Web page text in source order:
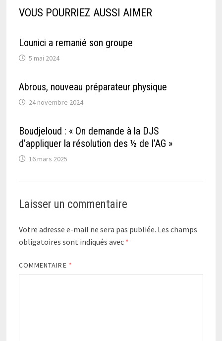
VOUS POURRIEZ AUSSI AIMER
Lounici a remanié son groupe
5 mai 2024
Abrous, nouveau préparateur physique
24 novembre 2024
Boudjeloud : « On demande à la DJS
d’appliquer la résolution des ½ de l’AG »
16 mars 2025
Laisser un commentaire
Votre adresse e-mail ne sera pas publiée. Les champs
obligatoires sont indiqués avec *
COMMENTAIRE *